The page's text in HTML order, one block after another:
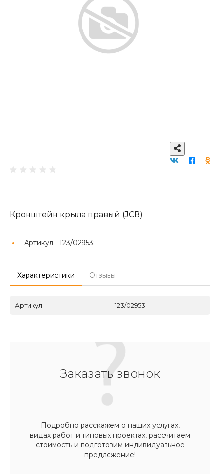
Кронштейн крыла правый (JCB)
Артикул - 123/02953;
Характеристики Отзывы
Артикул 123/02953
Заказать звонок
Подробно расскажем о наших услугах,
видах работ и типовых проектах, рассчитаем
стоимость и подготовим индивидуальное
предложение!